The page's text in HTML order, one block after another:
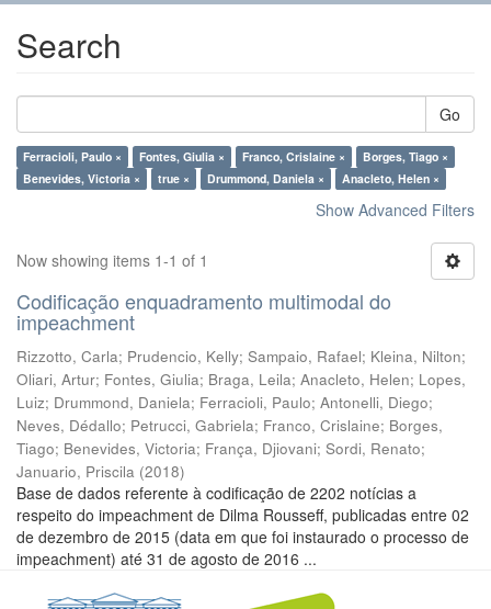
Search
Go
Ferracioli, Paulo × Fontes, Giulia × Franco, Crislaine ×
Borges, Tiago ×
Benevides, Victoria ×
true × Drummond, Daniela × Anacleto, Helen ×
Show Advanced Filters
Now showing items 1-1 of 1
Codificação enquadramento multimodal do
impeachment
Rizzotto, Carla; Prudencio, Kelly; Sampaio, Rafael; Kleina, Nilton;
Oliari, Artur; Fontes, Giulia; Braga, Leila; Anacleto, Helen; Lopes,
Luiz; Drummond, Daniela; Ferracioli, Paulo; Antonelli, Diego;
Neves, Dédallo; Petrucci, Gabriela; Franco, Crislaine; Borges,
Tiago; Benevides, Victoria; França, Djiovani; Sordi, Renato;
Januario, Priscila (2018)
Base de dados referente à codificação de 2202 notícias a
respeito do impeachment de Dilma Rousseff, publicadas entre 02
de dezembro de 2015 (data em que foi instaurado o processo de
impeachment) até 31 de agosto de 2016 ...